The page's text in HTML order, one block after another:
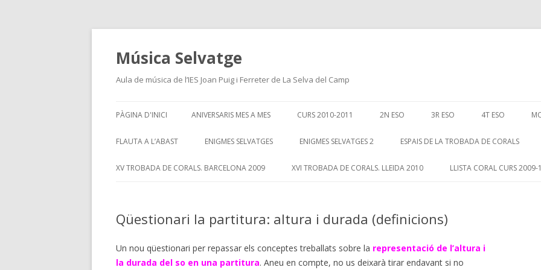
Música Selvatge
Aula de música de l’IES Joan Puig i Ferreter de La Selva del Camp
PÀGINA D'INICI ANIVERSARIS MES A MES
ANIVERSARIS MES DE MARÇ
ANIVERSARIS MES D’ABRIL
ANIVERSARIS MES DE JUNY
ANIVERSARIS MES D’AGOST
CURS 2010-2011 2N ESO
EL SO I LA SEVA REPRESENTACIÓ
EXERCICIS
DICTAT
REPERTORI FLAUTA
ALGUNES
3R ESO
ELS ELEMENTS DEL LLENGUATGE
RENAIXEMENT
BARROC
4T ESO
ROMANTICISME
MÚSICA I CINEMA
MUSICA
TREBALL
FLAUTA A L’ABAST ENIGMES SELVATGES ENIGMES SELVATGES 2 ESPAIS DE LA TROBADA DE CORALS
XV TROBADA DE CORALS. BARCELONA 2009 XVI TROBADA DE CORALS. LLEIDA 2010 LLISTA CORAL CURS 2009-
Qüestionari la partitura: altura i durada (definicions)
Un nou qüestionari per repassar els conceptes treballats sobre la representació de l’altura i
la durada del so en una partitura. Aneu en compte, no us deixarà tirar endavant si no